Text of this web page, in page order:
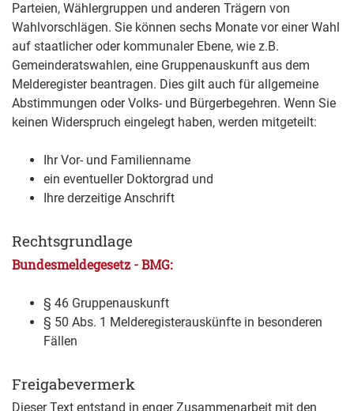
Parteien, Wählergruppen und anderen Trägern von
Wahlvorschlägen. Sie können sechs Monate vor einer Wahl
auf staatlicher oder kommunaler Ebene, wie z.B.
Gemeinderatswahlen, eine Gruppenauskunft aus dem
Melderegister beantragen. Dies gilt auch für allgemeine
Abstimmungen oder Volks- und Bürgerbegehren. Wenn Sie
keinen Widerspruch eingelegt haben, werden mitgeteilt:
Ihr Vor- und Familienname
ein eventueller Doktorgrad und
Ihre derzeitige Anschrift
Rechtsgrundlage
Bundesmeldegesetz - BMG:
§ 46 Gruppenauskunft
§ 50 Abs. 1 Melderegisterauskünfte in besonderen
Fällen
Freigabevermerk
Dieser Text entstand in enger Zusammenarbeit mit den